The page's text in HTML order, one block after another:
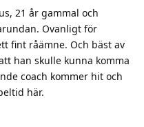
21 år gammal och
Ovanligt för
fint råämne. Och bäst av
han skulle kunna komma
coach kommer hit och
här.